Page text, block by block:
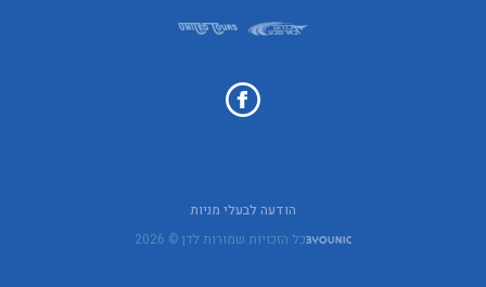
הודעה לבעלי מניות
כל הזכויות שמורות לדן © 2026